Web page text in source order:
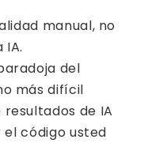
manual, no
del
más difícil
de IA
código usted